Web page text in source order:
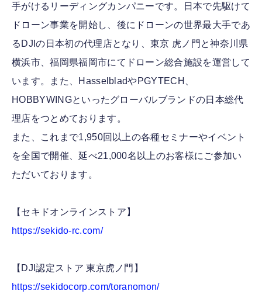
手がけるリーディングカンパニーです。日本で先駆けて
ドローン事業を開始し、後にドローンの世界最大手であ
るDJIの日本初の代理店となり、東京 虎ノ門と神奈川県
横浜市、福岡県福岡市にてドローン総合施設を運営して
います。また、HasselbladやPGYTECH、
HOBBYWINGといったグローバルブランドの日本総代
理店をつとめております。
また、これまで1,950回以上の各種セミナーやイベント
を全国で開催、延べ21,000名以上のお客様にご参加い
ただいております。
【セキドオンラインストア】
https://sekido-rc.com/
【DJI認定ストア 東京虎ノ門】
https://sekidocorp.com/toranomon/